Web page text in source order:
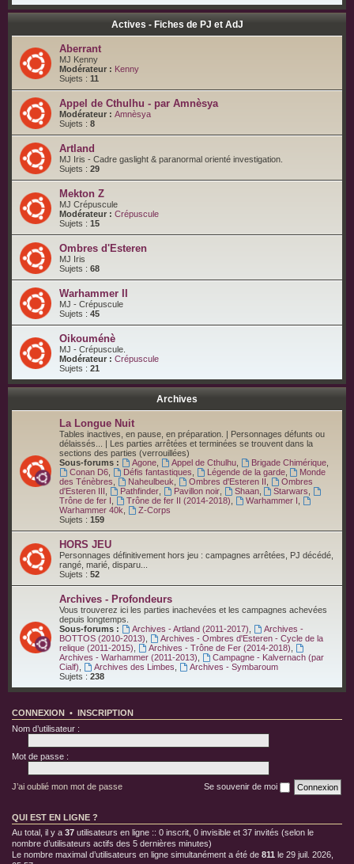
Actives - Fiches de PJ et AdJ
Aberrant
MJ Kenny
Modérateur : Kenny
Sujets : 11
Appel de Cthulhu - par Amnèsya
Modérateur : Amnèsya
Sujets : 8
Artland
MJ Iris - Cadre gaslight & paranormal orienté investigation.
Sujets : 29
Mekton Z
MJ Crépuscule
Modérateur : Crépuscule
Sujets : 15
Ombres d'Esteren
MJ Iris
Sujets : 68
Warhammer II
MJ - Crépuscule
Sujets : 45
Oikouménè
MJ - Crépuscule.
Modérateur : Crépuscule
Sujets : 21
Archives
La Longue Nuit
Tables inactives, en pause, en préparation. | Personnages défunts ou
délaissés... | Les parties arrêtées et terminées se trouvent dans la
sections des parties (verrouillées)
Sous-forums :
Agone, Appel de Cthulhu, Brigade Chimérique,
Conan D6, Défis fantastiques Légende de la garde,
Monde
des Ténèbres
Naheulbeuk Ombres d'Esteren II
Ombres
d'Esteren III
Pathfinder, Pavillon noir, Shaan, Starwars
Trône de fer I
Trône de fer II (2014-2018) Warhammer I
Warhammer 40k
Z-Corps
Sujets : 159
HORS JEU
Personnages définitivement hors jeu : campagnes arrêtées, PJ décédé,
rangé, marié, disparu...
Sujets : 52
Archives - Profondeurs
Vous trouverez ici les parties inachevées et les campagnes achevées
depuis longtemps.
Sous-forums :
Archives - Artland (2011-2017)
Archives -
BOTTOS (2010-2013)
Archives - Ombres d'Esteren - Cycle de la
relique (2011-2015)
Archives - Trône de Fer (2014-2018)
Archives - Warhammer (2011-2013)
Campagne - Kalvernach (par
Cialf)
Archives des Limbes
Archives - Symbaroum
Sujets : 238
CONNEXION • INSCRIPTION
Nom d’utilisateur :
Mot de passe :
J’ai oublié mon mot de passe Se souvenir de moi
QUI EST EN LIGNE ?
Au total, il y a 37 utilisateurs en ligne :: 0 inscrit, 0 invisible et 37 invités (selon le
nombre d’utilisateurs actifs des 5 dernières minutes)
Le nombre maximal d’utilisateurs en ligne simultanément a été de 811 le 29 juil. 2026,